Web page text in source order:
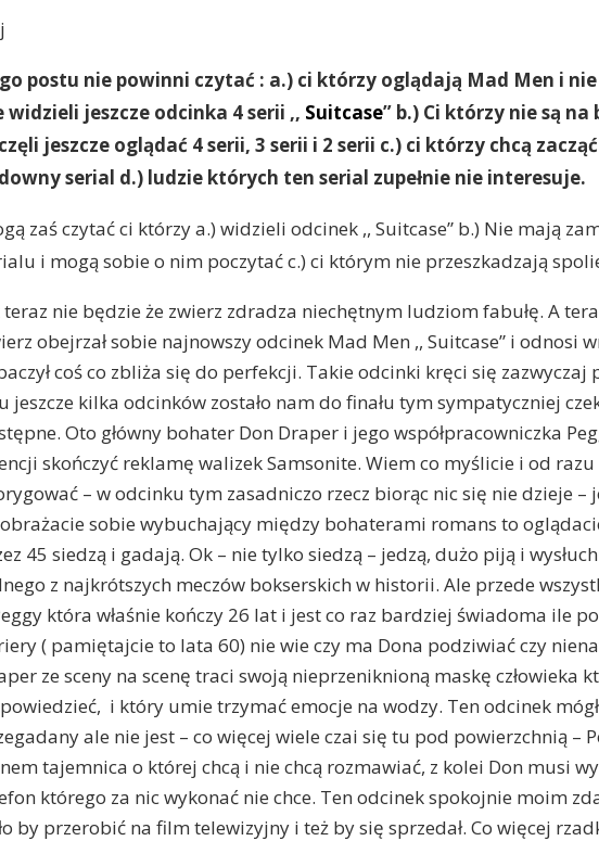
postu nie powinni czytać : a.) ci którzy oglądają Mad Men i nie
widzieli jeszcze odcinka 4 serii ,, Suitcase” b.) Ci którzy nie są na
jeszcze oglądać 4 serii, 3 serii i 2 serii c.) ci którzy chcą
serial d.) ludzie których ten serial zupełnie nie interesuje.
zaś czytać ci którzy a.) widzieli odcinek ,, Suitcase” b.) Nie mają
i mogą sobie o nim poczytać c.) ci którym nie przeszkadzają
teraz nie będzie że zwierz zdradza niechętnym ludziom fabułę. A
obejrzał sobie najnowszy odcinek Mad Men ,, Suitcase” i odnosi
coś co zbliża się do perfekcji. Takie odcinki kręci się zazwyczaj
jeszcze kilka odcinków zostało nam do finału tym sympatyczniej
Oto główny bohater Don Draper i jego współpracowniczka
skończyć reklamę walizek Samsonite. Wiem co myślicie i od
– w odcinku tym zasadniczo rzecz biorąc nic się nie dzieje –
sobie wybuchający między bohaterami romans to
45 siedzą i gadają. Ok – nie tylko siedzą – jedzą, dużo piją i
z najkrótszych meczów bokserskich w historii. Ale przede
która właśnie kończy 26 lat i jest co raz bardziej świadoma ile
( pamiętajcie to lata 60) nie wie czy ma Dona podziwiać czy
ze sceny na scenę traci swoją nieprzeniknioną maskę człowieka
i który umie trzymać emocje na wodzy. Ten odcinek
ale nie jest – co więcej wiele czai się tu pod powierzchnią –
tajemnica o której chcą i nie chcą rozmawiać, z kolei Don musi
którego za nic wykonać nie chce. Ten odcinek spokojnie moim
by przerobić na film telewizyjny i też by się sprzedał. Co więcej